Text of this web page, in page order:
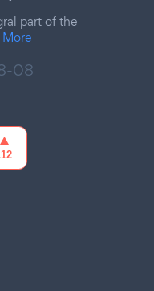
part of the
More
08